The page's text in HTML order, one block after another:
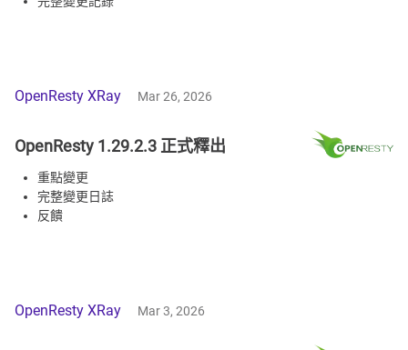
OpenResty XRay Mar 26, 2026
OpenResty 1.29.2.3 正式釋出
重點變更
完整變更日誌
反饋
OpenResty XRay Mar 3, 2026